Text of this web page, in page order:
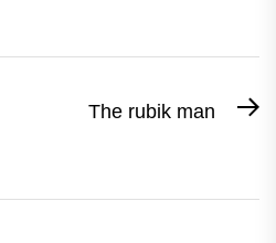
The rubik man